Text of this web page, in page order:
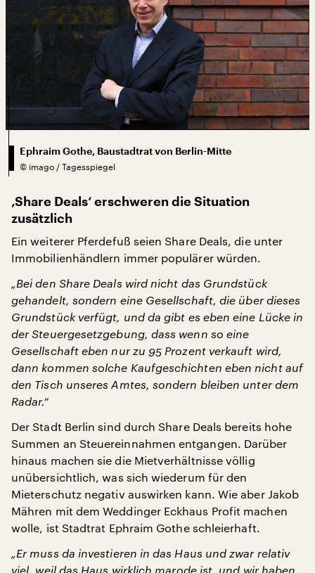
Ephraim Gothe, Baustadtrat von Berlin-Mitte
© imago / Tagesspiegel
‚Share Deals‘ erschweren die Situation
zusätzlich
Ein weiterer Pferdefuß seien Share Deals, die unter
Immobilienhändlern immer populärer würden.
„Bei den Share Deals wird nicht das Grundstück
gehandelt, sondern eine Gesellschaft, die über dieses
Grundstück verfügt, und da gibt es eben eine Lücke in
der Steuergesetzgebung, dass wenn so eine
Gesellschaft eben nur zu 95 Prozent verkauft wird,
dann kommen solche Kaufgeschichten eben nicht auf
den Tisch unseres Amtes, sondern bleiben unter dem
Radar.“
Der Stadt Berlin sind durch Share Deals bereits hohe
Summen an Steuereinnahmen entgangen. Darüber
hinaus machen sie die Mietverhältnisse völlig
unübersichtlich, was sich wiederum für den
Mieterschutz negativ auswirken kann. Wie aber Jakob
Mähren mit dem Weddinger Eckhaus Profit machen
wolle, ist Stadtrat Ephraim Gothe schleierhaft.
„Er muss da investieren in das Haus und zwar relativ
viel, weil das Haus wirklich marode ist, und wir haben